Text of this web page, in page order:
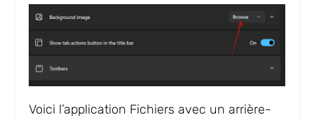
Voici l’application Fichiers avec un arrière-